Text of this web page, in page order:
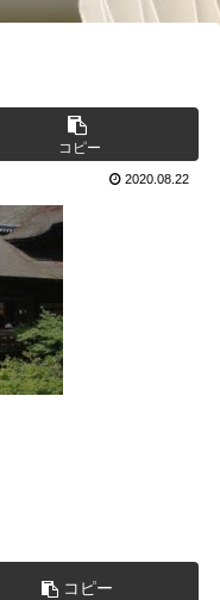
コピー
2020.08.22
コピー